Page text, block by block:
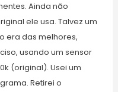
Ainda não
ele usa. Talvez um
era das melhores,
usando um sensor
(original). Usei um
Retirei o